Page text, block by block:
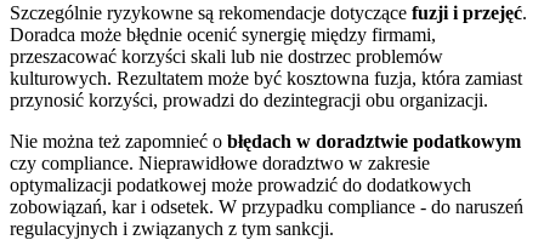
Szczególnie ryzykowne są rekomendacje dotyczące fuzji i przejęć.
Doradca może błędnie ocenić synergię między firmami,
przeszacować korzyści skali lub nie dostrzec problemów
kulturowych. Rezultatem może być kosztowna fuzja, która zamiast
przynosić korzyści, prowadzi do dezintegracji obu organizacji.
Nie można też zapomnieć o błędach w doradztwie podatkowym
czy compliance. Nieprawidłowe doradztwo w zakresie
optymalizacji podatkowej może prowadzić do dodatkowych
zobowiązań, kar i odsetek. W przypadku compliance - do naruszeń
regulacyjnych i związanych z tym sankcji.